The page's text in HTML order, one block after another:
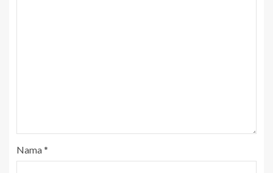
Nama*